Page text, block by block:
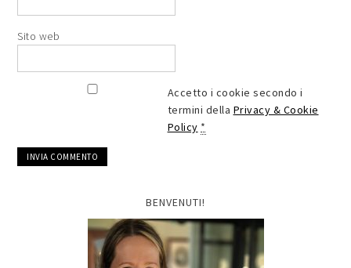
Sito web
Accetto i cookie secondo i
termini della Privacy & Cookie
Policy *
BENVENUTI!